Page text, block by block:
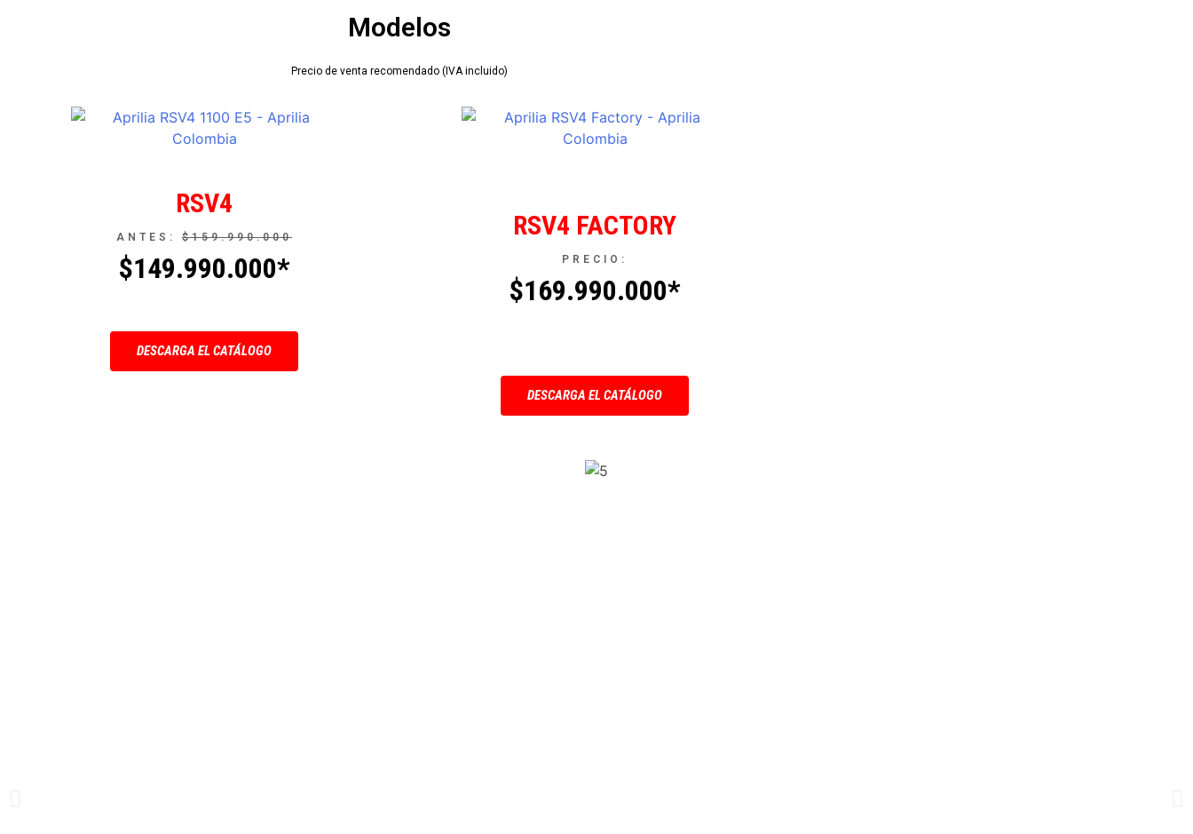
Modelos
Precio de venta recomendado (IVA incluido)
RSV4
ANTES: $159.990.000
$149.990.000*
DESCARGA EL CATÁLOGO
RSV4 FACTORY
PRECIO:
$169.990.000*
DESCARGA EL CATÁLOGO